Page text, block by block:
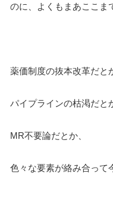
のに、よくもまあここま
薬価制度の抜本改革だと
パイプラインの枯渇だと
MR不要論だとか、
色々な要素が絡み合って